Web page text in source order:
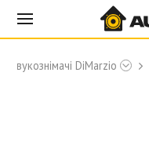
Звукознімачі DiMarzio